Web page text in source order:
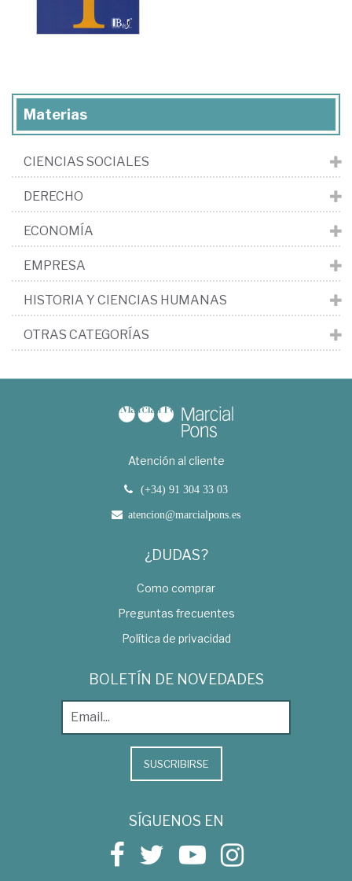
Materias
CIENCIAS SOCIALES
DERECHO
ECONOMÍA
EMPRESA
HISTORIA Y CIENCIAS HUMANAS
OTRAS CATEGORÍAS
Atención al cliente
(+34) 91 304 33 03
atencion@marcialpons.es
¿DUDAS?
Como comprar
Preguntas frecuentes
Política de privacidad
BOLETÍN DE NOVEDADES
SUSCRIBIRSE
SÍGUENOS EN